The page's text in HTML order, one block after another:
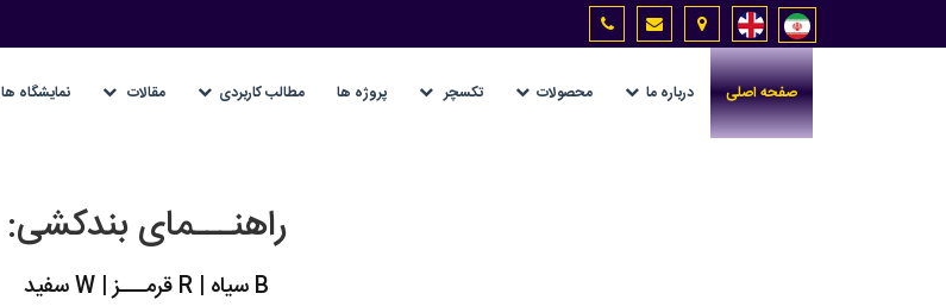
صفحه اصلی درباره ما محصولات تکسچر پروژه ها مطالب کاربردی مقالات نمایشگاه ها
راهنـــمای بندکشی:
B سیاه | R قرمـــز | W سفید